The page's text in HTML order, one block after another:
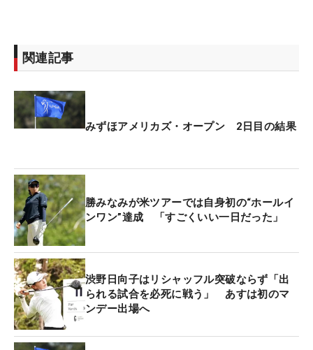
関連記事
みずほアメリカズ・オープン 2日目の結果
勝みなみが米ツアーでは自身初の“ホールイ
ンワン”達成 「すごくいい一日だった」
渋野日向子はリシャッフル突破ならず「出
られる試合を必死に戦う」 あすは初のマ
ンデー出場へ